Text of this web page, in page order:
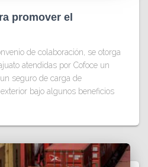
promover el
de colaboración, se otorga
atendidas por Cofoce un
seguro de carga de
bajo algunos beneficios